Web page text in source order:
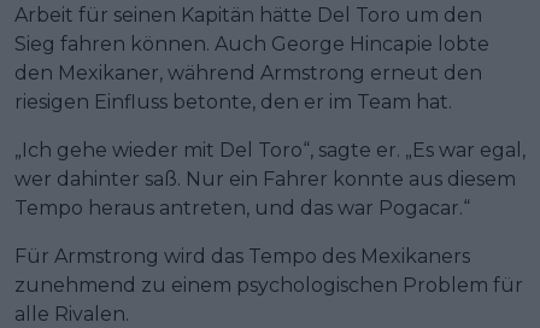
Arbeit für seinen Kapitän hätte Del Toro um den
Sieg fahren können. Auch George Hincapie lobte
den Mexikaner, während Armstrong erneut den
riesigen Einfluss betonte, den er im Team hat.
„Ich gehe wieder mit Del Toro“, sagte er. „Es war egal,
wer dahinter saß. Nur ein Fahrer konnte aus diesem
Tempo heraus antreten, und das war Pogacar.“
Für Armstrong wird das Tempo des Mexikaners
zunehmend zu einem psychologischen Problem für
alle Rivalen.